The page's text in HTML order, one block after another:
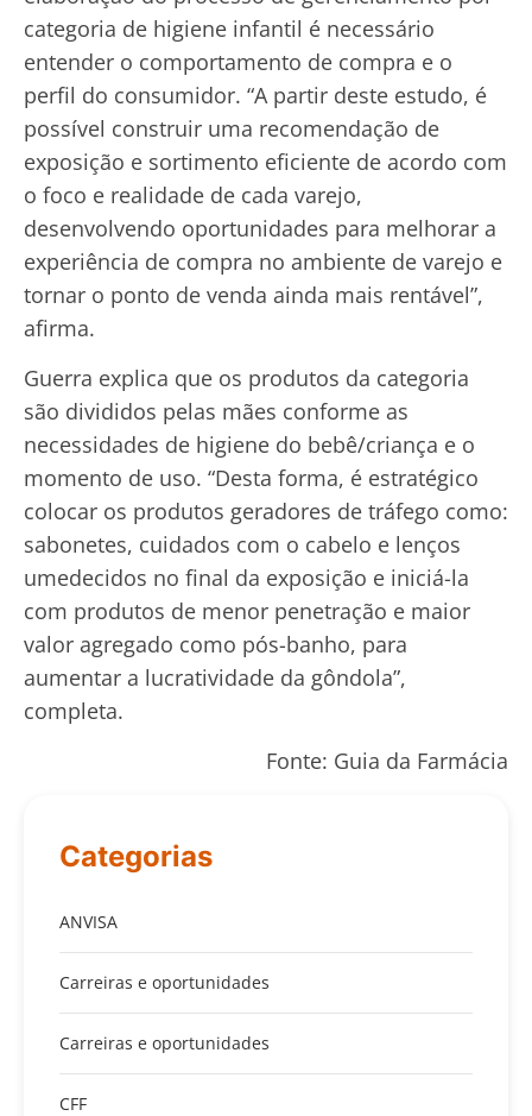
categoria de higiene infantil é necessário
entender o comportamento de compra e o
perfil do consumidor. “A partir deste estudo, é
possível construir uma recomendação de
exposição e sortimento eficiente de acordo com
o foco e realidade de cada varejo,
desenvolvendo oportunidades para melhorar a
experiência de compra no ambiente de varejo e
tornar o ponto de venda ainda mais rentável”,
afirma.
Guerra explica que os produtos da categoria
são divididos pelas mães conforme as
necessidades de higiene do bebê/criança e o
momento de uso. “Desta forma, é estratégico
colocar os produtos geradores de tráfego como:
sabonetes, cuidados com o cabelo e lenços
umedecidos no final da exposição e iniciá-la
com produtos de menor penetração e maior
valor agregado como pós-banho, para
aumentar a lucratividade da gôndola”,
completa.
Fonte: Guia da Farmácia
Categorias
ANVISA
Carreiras e oportunidades
Carreiras e oportunidades
CFF